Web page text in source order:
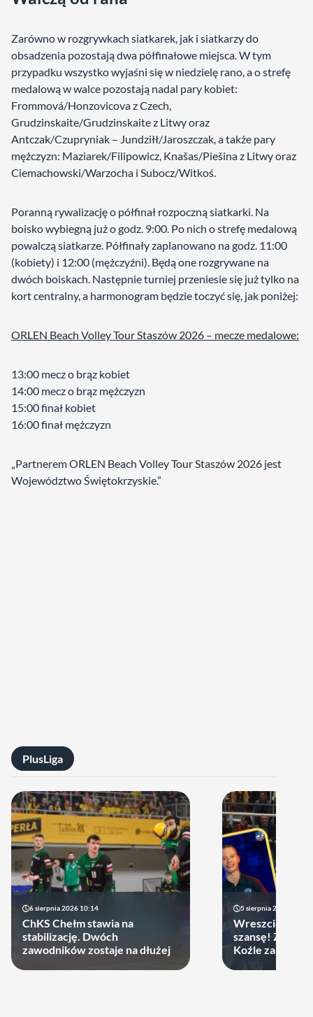
Zarówno w rozgrywkach siatkarek, jak i siatkarzy do
obsadzenia pozostają dwa półfinałowe miejsca. W tym
przypadku wszystko wyjaśni się w niedzielę rano, a o strefę
medalową w walce pozostają nadal pary kobiet:
Frommová/Honzovicova z Czech,
Grudzinskaite/Grudzinskaite z Litwy oraz
Antczak/Czupryniak – Jundziłł/Jaroszczak, a także pary
mężczyzn: Maziarek/Filipowicz, Knašas/Piešina z Litwy oraz
Ciemachowski/Warzocha i Subocz/Witkoś.
Poranną rywalizację o półfinał rozpoczną siatkarki. Na
boisko wybiegną już o godz. 9:00. Po nich o strefę medalową
powalczą siatkarze. Półfinały zaplanowano na godz. 11:00
(kobiety) i 12:00 (mężczyźni). Będą one rozgrywane na
dwóch boiskach. Następnie turniej przeniesie się już tylko na
kort centralny, a harmonogram będzie toczyć się, jak poniżej:
ORLEN Beach Volley Tour Staszów 2026 – mecze medalowe:
13:00 mecz o brąz kobiet
14:00 mecz o brąz mężczyzn
15:00 finał kobiet
16:00 finał mężczyzn
„Partnerem ORLEN Beach Volley Tour Staszów 2026 jest
Województwo Świętokrzyskie.”
PlusLiga
6 sierpnia 2026 10:14
ChKS Chełm stawia na
stabilizację. Dwóch
zawodników zostaje na dłużej
5 sierpnia 2026 20:47
Wreszcie
szansę!
Koźle